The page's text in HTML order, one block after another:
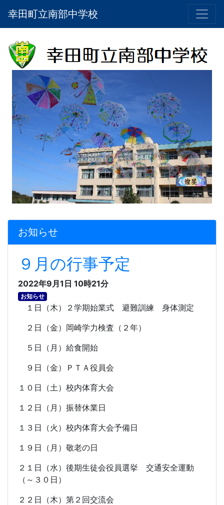
幸田町立南部中学校
お知らせ
９月の行事予定
2022年9月1日 10時21分
お知らせ
１日（木）２学期始業式 避難訓練 身体測定
２日（金）岡崎学力検査（２年）
５日（月）給食開始
９日（金）ＰＴＡ役員会
１０日（土）校内体育大会
１２日（月）振替休業日
１３日（火）校内体育大会予備日
１９日（月）敬老の日
２１日（水）後期生徒会役員選挙 交通安全運動
（～３０日）
２２日（木）第２回交流会